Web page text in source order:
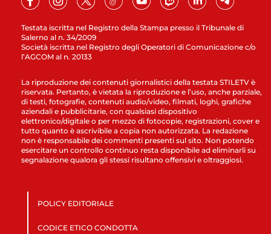
Testata iscritta nel Registro della Stampa presso il Tribunale di
Salerno al n. 34/2009
Società iscritta nel Registro degli Operatori di Comunicazione c/o
l’AGCOM al n. 20133
La riproduzione dei contenuti giornalistici della testata STILETV è
riservata. Pertanto, è vietata la riproduzione e l’uso, anche parziale,
di testi, fotografie, contenuti audio/video, filmati, loghi, grafiche
aziendali e pubblicitarie, con qualsiasi dispositivo
elettronico/digitale o per mezzo di fotocopie, registrazioni, cover e
tutto quanto è ascrivibile a copia non autorizzata. La redazione
non è responsabile dei commenti presenti sul sito. Non potendo
esercitare un controllo continuo resta disponibile ad eliminarli su
segnalazione qualora gli stessi risultano offensivi e oltraggiosi.
POLICY EDITORIALE
CODICE ETICO CONDOTTA